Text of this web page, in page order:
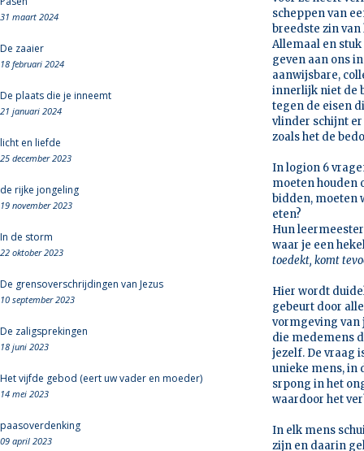
31 maart 2024
De zaaier
18 februari 2024
De plaats die je inneemt
21 januari 2024
licht en liefde
25 december 2023
de rijke jongeling
19 november 2023
In de storm
22 oktober 2023
De grensoverschrijdingen van Jezus
10 september 2023
De zaligsprekingen
18 juni 2023
Het vijfde gebod (eert uw vader en moeder)
14 mei 2023
paasoverdenking
09 april 2023
scheppen van
breedste zin
Allemaal en
geven aan ons
aanwijsbare,
innerlijk niet de
tegen de eisen
vlinder schijnt
zoals het de
In logion 6
moeten houden
bidden, moeten
eten?
Hun
waar je een
toedekt, komt
Hier wordt
gebeurt door
vormgeving van
die medemens
jezelf. De vraag
unieke mens, in
srpong in het
waardoor het
In elk mens
zijn en daarin